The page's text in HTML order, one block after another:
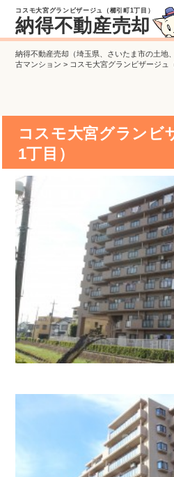
コスモ大宮グランビザージュ（櫛引町1丁目）
納得不動産売却
納得不動産売却（埼玉県、さいたま市の土地
古マンション > コスモ大宮グランビザージュ
コスモ大宮グランビ
1丁目）